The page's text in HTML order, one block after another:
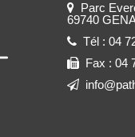
Parc
69740
Tél : 04
Fax : 04